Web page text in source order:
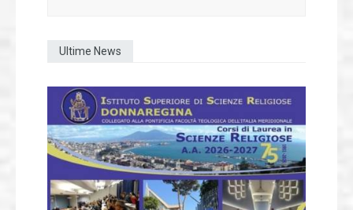
Ultime News